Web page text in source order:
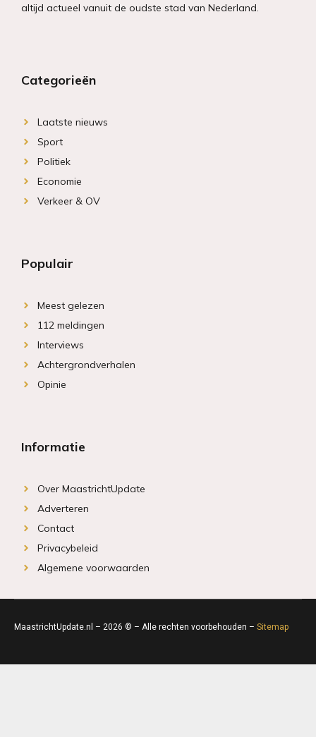
altijd actueel vanuit de oudste stad van Nederland.
Categorieën
Laatste nieuws
Sport
Politiek
Economie
Verkeer & OV
Populair
Meest gelezen
112 meldingen
Interviews
Achtergrondverhalen
Opinie
Informatie
Over MaastrichtUpdate
Adverteren
Contact
Privacybeleid
Algemene voorwaarden
MaastrichtUpdate.nl – 2026 © – Alle rechten voorbehouden – Sitemap